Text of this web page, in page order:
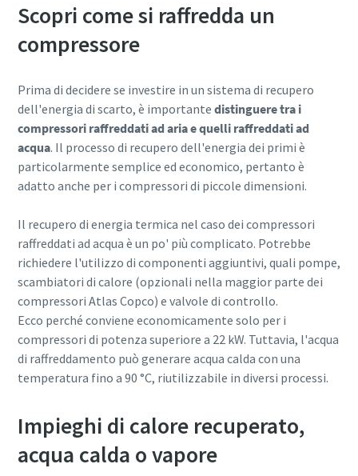
Scopri come si raffredda un
compressore
Prima di decidere se investire in un sistema di recupero
dell'energia di scarto, è importante distinguere tra i
compressori raffreddati ad aria e quelli raffreddati ad
acqua. Il processo di recupero dell'energia dei primi è
particolarmente semplice ed economico, pertanto è
adatto anche per i compressori di piccole dimensioni.
Il recupero di energia termica nel caso dei compressori
raffreddati ad acqua è un po' più complicato. Potrebbe
richiedere l'utilizzo di componenti aggiuntivi, quali pompe,
scambiatori di calore (opzionali nella maggior parte dei
compressori Atlas Copco) e valvole di controllo.
Ecco perché conviene economicamente solo per i
compressori di potenza superiore a 22 kW. Tuttavia, l'acqua
di raffreddamento può generare acqua calda con una
temperatura fino a 90 °C, riutilizzabile in diversi processi.
Impieghi di calore recuperato,
acqua calda o vapore